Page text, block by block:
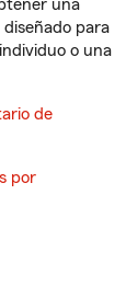
una
para
o una
de
por